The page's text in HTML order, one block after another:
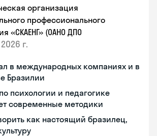
организация
профессионального
«СКАЕНГ» (ОАНО ДПО
2026 г.
в международных компаниях и в
Бразилии
психологии и педагогике
современные методики
как настоящий бразилец,